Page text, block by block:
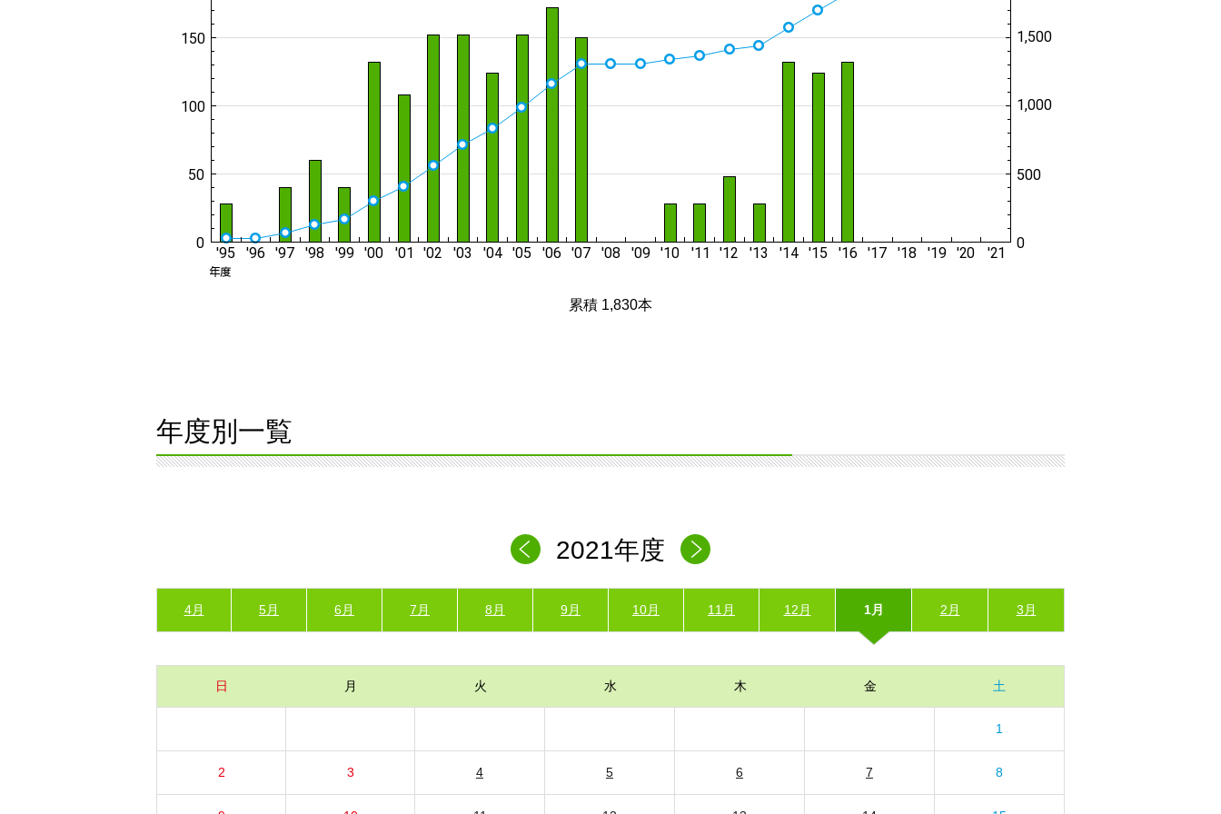
累積 1,830本
年度別一覧
2021年度
4月 5月 6月 7月 8月 9月 10月 11月 12月 1月 2月 3月
日 月 火 水 木 金 土
1
2 3 4 5 6 7 8